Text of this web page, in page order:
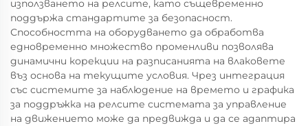
използването на релсите, като същевременно
поддържа стандартите за безопасност.
Способността на оборудването да обработва
едновременно множество променливи позволява
динамични корекции на разписанията на влаковете
въз основа на текущите условия. Чрез интеграция
със системите за наблюдение на времето и графика
за поддръжка на релсите системата за управление
на движението може да предвижда и да се адаптира